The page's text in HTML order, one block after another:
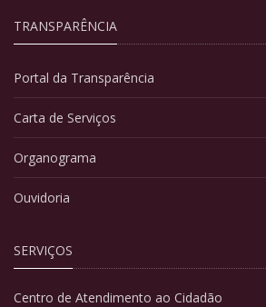
TRANSPARÊNCIA
Portal da Transparência
Carta de Serviços
Organograma
Ouvidoria
SERVIÇOS
Centro de Atendimento ao Cidadão